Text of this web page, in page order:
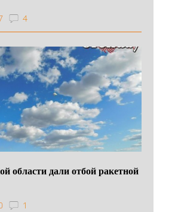
4
области дали отбой ракетной
1